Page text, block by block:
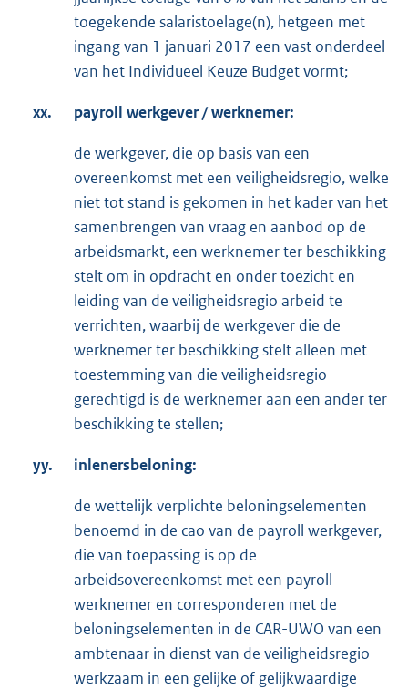
toegekende salaristoelage(n), hetgeen met
ingang van 1 januari 2017 een vast onderdeel
van het Individueel Keuze Budget vormt;
xx. payroll werkgever / werknemer:
de werkgever, die op basis van een
overeenkomst met een veiligheidsregio, welke
niet tot stand is gekomen in het kader van het
samenbrengen van vraag en aanbod op de
arbeidsmarkt, een werknemer ter beschikking
stelt om in opdracht en onder toezicht en
leiding van de veiligheidsregio arbeid te
verrichten, waarbij de werkgever die de
werknemer ter beschikking stelt alleen met
toestemming van die veiligheidsregio
gerechtigd is de werknemer aan een ander ter
beschikking te stellen;
yy. inlenersbeloning:
de wettelijk verplichte beloningselementen
benoemd in de cao van de payroll werkgever,
die van toepassing is op de
arbeidsovereenkomst met een payroll
werknemer en corresponderen met de
beloningselementen in de CAR-UWO van een
ambtenaar in dienst van de veiligheidsregio
werkzaam in een gelijke of gelijkwaardige